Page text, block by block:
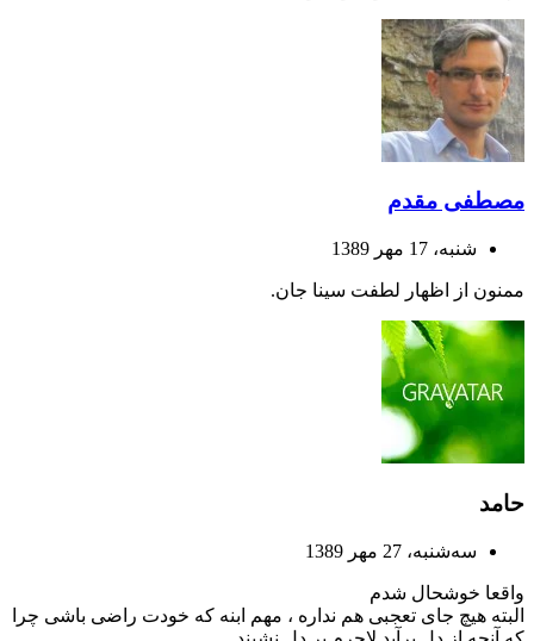
مصطفی مقدم
شنبه، 17 مهر 1389
ممنون از اظهار لطفت سینا جان.
حامد
ﺳﻪشنبه، 27 مهر 1389
واقعا خوشحال شدم
البته هیچ جای تعجبی هم نداره ، مهم ابنه که خودت راضی باشی چرا